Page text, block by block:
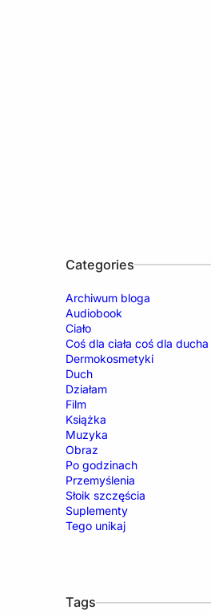
Categories
Archiwum bloga
Audiobook
Ciało
Coś dla ciała coś dla ducha
Dermokosmetyki
Duch
Działam
Film
Książka
Muzyka
Obraz
Po godzinach
Przemyślenia
Słoik szczęścia
Suplementy
Tego unikaj
Tags